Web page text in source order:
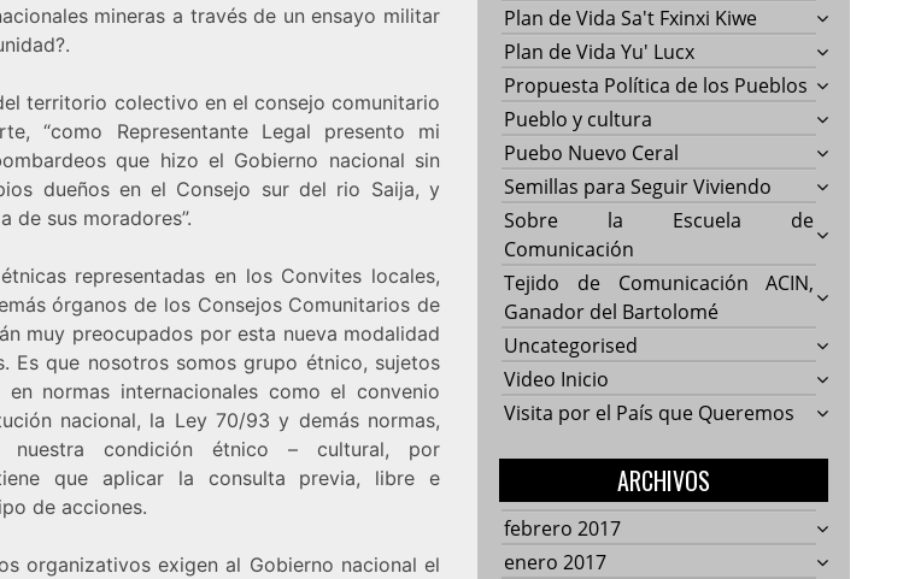
mineras a través de un ensayo militar
territorio colectivo en el consejo comunitario
“como Representante Legal presento mi
que hizo el Gobierno nacional sin
dueños en el Consejo sur del rio Saija, y
de sus moradores”.
representadas en los Convites locales,
órganos de los Consejos Comunitarios de
muy preocupados por esta nueva modalidad
Es que nosotros somos grupo étnico, sujetos
en normas internacionales como el convenio
nacional, la Ley 70/93 y demás normas,
condición étnico – cultural, por
que aplicar la consulta previa, libre e
de acciones.
organizativos exigen al Gobierno nacional el
Plan de Vida Sa't Fxinxi Kiwe
Plan de Vida Yu' Lucx
Propuesta Política de los Pueblos
Pueblo y cultura
Puebo Nuevo Ceral
Semillas para Seguir Viviendo
Sobre la Escuela de
Comunicación
Tejido de Comunicación ACIN,
Ganador del Bartolomé
Uncategorised
Video Inicio
Visita por el País que Queremos
ARCHIVOS
febrero 2017
enero 2017